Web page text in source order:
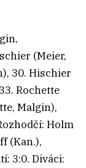
(Meier,
30. Hischier
Rochette
Malgin),
Holm
(Kan.),
3:0. Diváci: